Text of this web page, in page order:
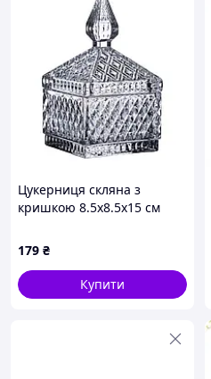
Цукерниця скляна з
кришкою 8.5х8.5х15 см
179 ₴
Купити